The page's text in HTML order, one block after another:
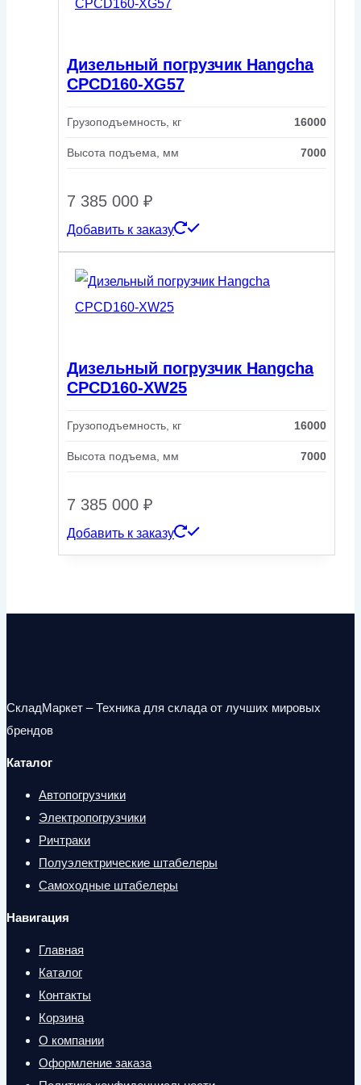
Дизельный погрузчик Hangcha
CPCD160-XG57
Грузоподъемность, кг 16000
Высота подъема, мм 7000
7 385 000 ₽
Добавить к заказу
Дизельный погрузчик Hangcha
CPCD160-XW25
Грузоподъемность, кг 16000
Высота подъема, мм 7000
7 385 000 ₽
Добавить к заказу
СкладМаркет – Техника для склада от лучших мировых
брендов
Каталог
Автопогрузчики
Электропогрузчики
Ричтраки
Полуэлектрические штабелеры
Самоходные штабелеры
Навигация
Главная
Каталог
Контакты
Корзина
О компании
Оформление заказа